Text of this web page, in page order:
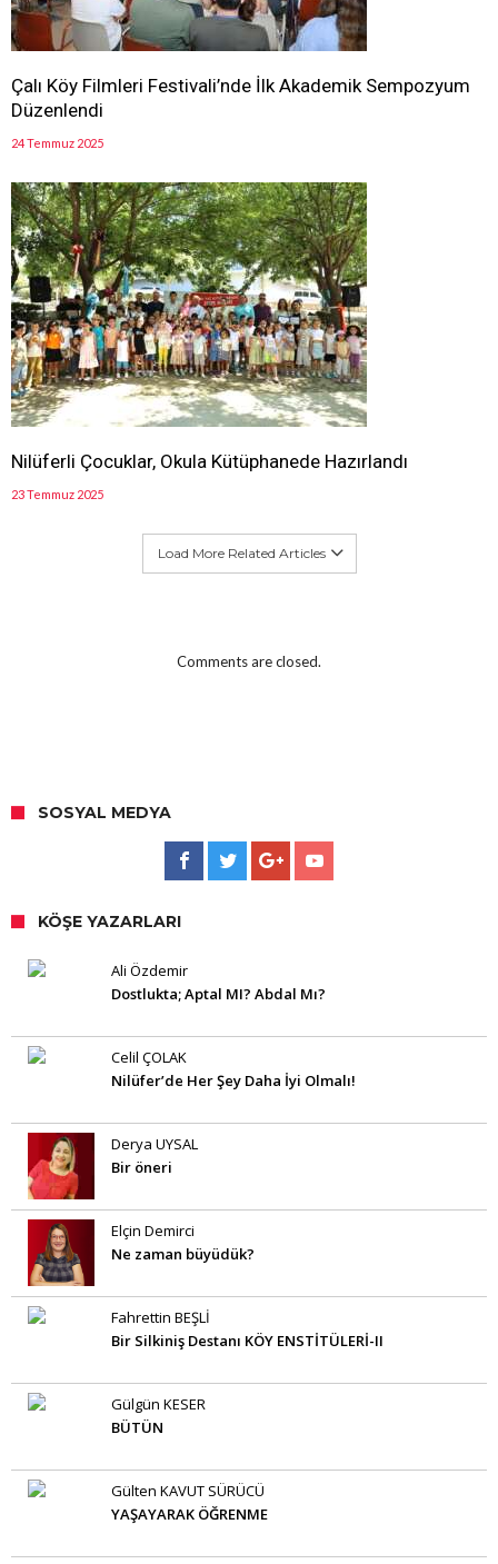
Çalı Köy Filmleri Festivali’nde İlk Akademik Sempozyum
Düzenlendi
24 Temmuz 2025
Nilüferli Çocuklar, Okula Kütüphanede Hazırlandı
23 Temmuz 2025
Load More Related Articles
Comments are closed.
SOSYAL MEDYA
KÖŞE YAZARLARI
Ali Özdemir
Dostlukta; Aptal MI? Abdal Mı?
Celil ÇOLAK
Nilüfer’de Her Şey Daha İyi Olmalı!
Derya UYSAL
Bir öneri
Elçin Demirci
Ne zaman büyüdük?
Fahrettin BEŞLİ
Bir Silkiniş Destanı KÖY ENSTİTÜLERİ-II
Gülgün KESER
BÜTÜN
Gülten KAVUT SÜRÜCÜ
YAŞAYARAK ÖĞRENME